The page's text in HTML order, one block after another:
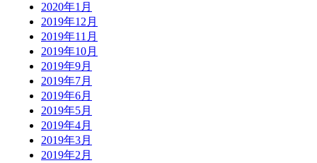
2020年1月
2019年12月
2019年11月
2019年10月
2019年9月
2019年7月
2019年6月
2019年5月
2019年4月
2019年3月
2019年2月